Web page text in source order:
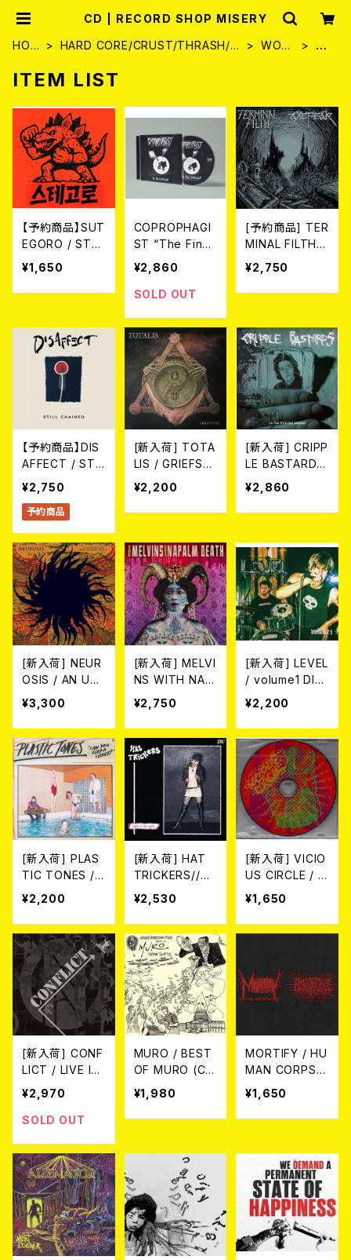
CD | RECORD SHOP MISERY
HOM
HARD CORE/CRUST/THRASH/G
WORL
C
ITEM LIST
【予約商品】SUT
EGORO / STR
EET BATTLE
(CD)【8月8日発
売】
¥1,650
COPROPHAGI
ST “The Final
Defecation”
(CD) 2026年7
月下旬～8月頃
¥2,860
SOLD OUT
[予約商品] TER
MINAL FILTH /
AXEFEAR - Spl
it (CD) 2026年
7月末発売
¥2,750
【予約商品】DIS
AFFECT / STIL
L CHAINED (C
D)【8月19日発
売】
¥2,750
予約商品
[新入荷] TOTA
LIS / GRIEFST
ATE (CD)
¥2,200
[新入荷] CRIPP
LE BASTARDS
/ LA TUA FOT
O SUL MARM
O (CD)
¥2,860
[新入荷] NEUR
OSIS / AN UN
DYING LOVE F
OR A BURNIN
G WORLD (帯
付き国内盤CD)
2026年6月3日
発売！
¥3,300
[新入荷] MELVI
NS WITH NAP
ALM DEATH メ
ルヴィンズ・ウィ
ズ・ナパーム・デ
ス / サヴェージ・
インペリアル・デ
ス・マーチ (帯・
解説付き国内盤
CD)
¥2,750
[新入荷] LEVEL
/ volume1 DIS
COGRAPHY 2
021-2026 (DIG
IPACK CD)
¥2,200
[新入荷] PLAS
TIC TONES /
CAN YOU KEE
P A SECRET?
(CD)
¥2,200
[新入荷] HAT
TRICKERS//DE
FIANCE / SPLI
T (CD)
¥2,530
[新入荷] VICIO
US CIRCLE / V
ICIOUS CIRCL
E (CD)
¥1,650
[新入荷] CONF
LICT / LIVE IN
DUBLIN 2024
(CD)
¥2,970
SOLD OUT
MURO / BEST
OF MURO (C
D)
¥1,980
MORTIFY / HU
MAN CORPSE
ABUSE / Split
CD
¥1,650